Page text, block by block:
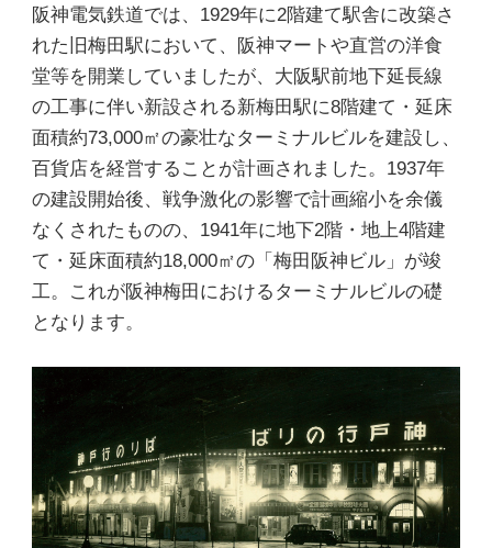
阪神電気鉄道では、1929年に2階建て駅舎に改築さ
れた旧梅田駅において、阪神マートや直営の洋食
堂等を開業していましたが、大阪駅前地下延長線
の工事に伴い新設される新梅田駅に8階建て・延床
面積約73,000㎡の豪壮なターミナルビルを建設し、
百貨店を経営することが計画されました。1937年
の建設開始後、戦争激化の影響で計画縮小を余儀
なくされたものの、1941年に地下2階・地上4階建
て・延床面積約18,000㎡の「梅田阪神ビル」が竣
工。これが阪神梅田におけるターミナルビルの礎
となります。